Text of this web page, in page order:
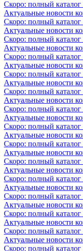
Скоро: полный
Актуальные новости
Скоро: полный
Актуальные новости
Скоро: полный
Актуальные новости
Скоро: полный
Актуальные новости
Скоро: полный
Актуальные новости
Скоро: полный
Актуальные новости
Скоро: полный
Актуальные новости
Скоро: полный
Актуальные новости
Скоро: полный
Актуальные новости
Скоро: полный
Актуальные новости
Скоро: полный
Актуальные новости
Скоро: полный
Актуальные новости
Скоро: полный
Актуальные новости
Скоро: полный
Актуальные новости
Скоро: полный